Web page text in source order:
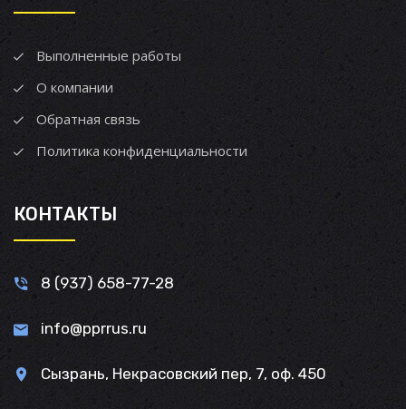
Выполненные работы
О компании
Обратная связь
Политика конфиденциальности
КОНТАКТЫ
8 (937) 658-77-28
info@pprrus.ru
Сызрань, Некрасовский пер, 7, оф. 450